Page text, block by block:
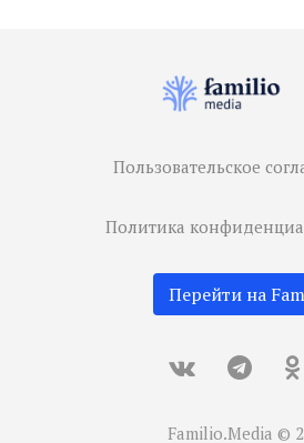
Пользовательское
Политика
Перейти на
Familio.Media ©